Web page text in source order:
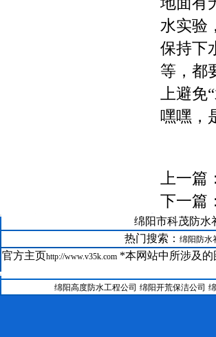
水实验
保持下
等，都
上避
嘿嘿，
上一篇：
下一篇：
GRC在绵阳科茂防水补漏公司装修中的运用
绵阳防水补漏聚氨酯保温系统
23--绵阳房屋维修聚合物水泥防水涂料
25-- 绵阳科茂防水补漏加固工程有限公司涂料施工工艺
绵阳市科茂防水
热门搜索： 绵阳防水
官方主页http://www.v35k.com *本网站中所涉及
绵阳高度防水工程公司 绵阳开荒保洁公司